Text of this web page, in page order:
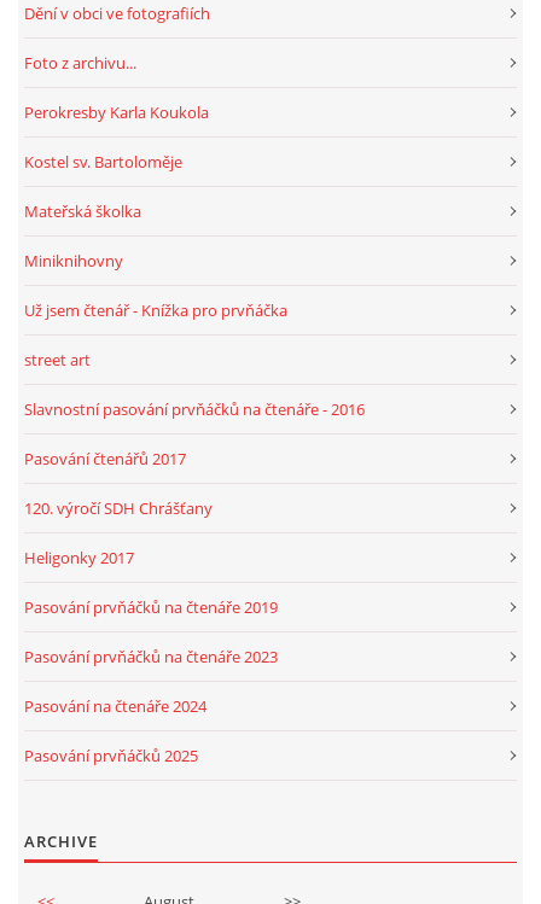
Dění v obci ve fotografiích
Foto z archivu...
Perokresby Karla Koukola
Kostel sv. Bartoloměje
Mateřská školka
Miniknihovny
Už jsem čtenář - Knížka pro prvňáčka
street art
Slavnostní pasování prvňáčků na čtenáře - 2016
Pasování čtenářů 2017
120. výročí SDH Chrášťany
Heligonky 2017
Pasování prvňáčků na čtenáře 2019
Pasování prvňáčků na čtenáře 2023
Pasování na čtenáře 2024
Pasování prvňáčků 2025
ARCHIVE